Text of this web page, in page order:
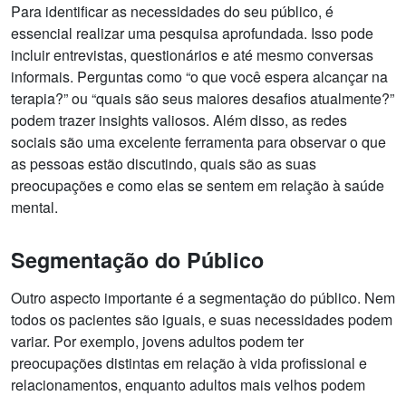
Para identificar as necessidades do seu público, é
essencial realizar uma pesquisa aprofundada. Isso pode
incluir entrevistas, questionários e até mesmo conversas
informais. Perguntas como “o que você espera alcançar na
terapia?” ou “quais são seus maiores desafios atualmente?”
podem trazer insights valiosos. Além disso, as redes
sociais são uma excelente ferramenta para observar o que
as pessoas estão discutindo, quais são as suas
preocupações e como elas se sentem em relação à saúde
mental.
Segmentação do Público
Outro aspecto importante é a segmentação do público. Nem
todos os pacientes são iguais, e suas necessidades podem
variar. Por exemplo, jovens adultos podem ter
preocupações distintas em relação à vida profissional e
relacionamentos, enquanto adultos mais velhos podem